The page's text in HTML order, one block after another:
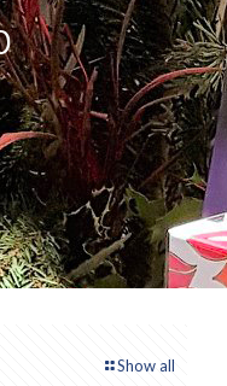
Show all